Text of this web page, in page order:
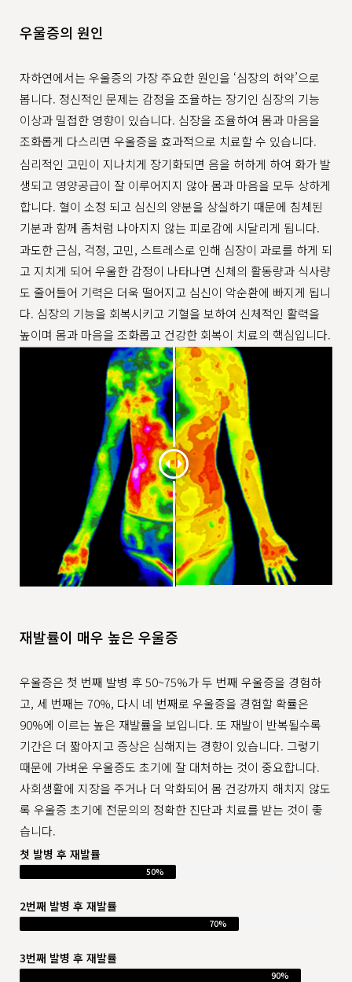
우울증의 원인
자하연에서는 우울증의 가장 주요한 원인을 ‘심장의 허약’으로
봅니다. 정신적인 문제는 감정을 조율하는 장기인 심장의 기능
이상과 밀접한 영향이 있습니다. 심장을 조율하여 몸과 마음을
조화롭게 다스리면 우울증을 효과적으로 치료할 수 있습니다.
심리적인 고민이 지나치게 장기화되면 음을 허하게 하여 화가 발
생되고 영양공급이 잘 이루어지지 않아 몸과 마음을 모두 상하게
합니다. 혈이 소정 되고 심신의 양분을 상실하기 때문에 침체된
기분과 함께 좀처럼 나아지지 않는 피로감에 시달리게 됩니다.
과도한 근심, 걱정, 고민, 스트레스로 인해 심장이 과로를 하게 되
고 지치게 되어 우울한 감정이 나타나면 신체의 활동량과 식사량
도 줄어들어 기력은 더욱 떨어지고 심신이 악순환에 빠지게 됩니
다. 심장의 기능을 회복시키고 기혈을 보하여 신체적인 활력을
높이며 몸과 마음을 조화롭고 건강한 회복이 치료의 핵심입니다.
재발률이 매우 높은 우울증
우울증은 첫 번째 발병 후 50~75%가 두 번째 우울증을 경험하
고, 세 번째는 70%, 다시 네 번째로 우울증을 경험할 확률은
90%에 이르는 높은 재발률을 보입니다. 또 재발이 반복될수록
기간은 더 짧아지고 증상은 심해지는 경향이 있습니다. 그렇기
때문에 가벼운 우울증도 초기에 잘 대처하는 것이 중요합니다.
사회생활에 지장을 주거나 더 악화되어 몸 건강까지 해치지 않도
록 우울증 초기에 전문의의 정확한 진단과 치료를 받는 것이 좋
습니다.
첫 발병 후 재발률
50%
2번째 발병 후 재발률
70%
3번째 발병 후 재발률
90%